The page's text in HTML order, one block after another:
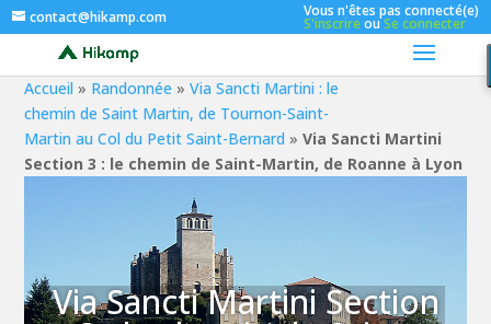
contact@hikamp.com Vous n'êtes pas connecté(e)
S'inscrireouSe connecter
Accueil » Randonnée »Via Sancti Martini : le
chemin de Saint Martin, de Tournon-Saint-
Martin au Col du Petit Saint-Bernard »Via Sancti Martini
Section 3 : le chemin de Saint-Martin, de Roanne à Lyon
Via Sancti Martini Section